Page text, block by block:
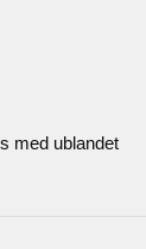
med ublandet